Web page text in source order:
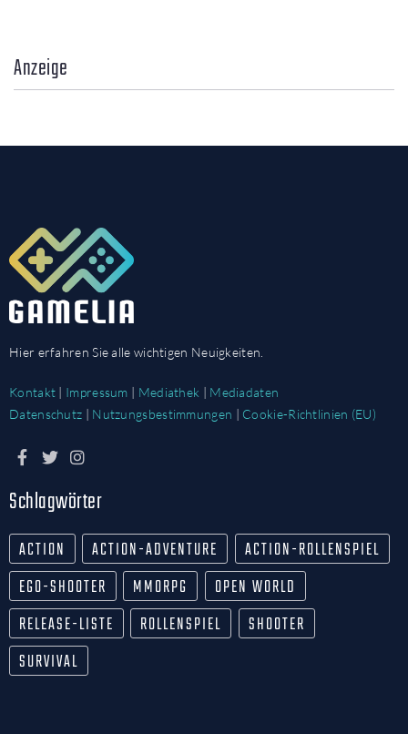
Anzeige
Hier erfahren Sie alle wichtigen Neuigkeiten.
Kontakt | Impressum | Mediathek | Mediadaten
Datenschutz | Nutzungsbestimmungen | Cookie-Richtlinien (EU)
Schlagwörter
ACTION ACTION-ADVENTURE
ACTION-ROLLENSPIEL
EGO-SHOOTER
MMORPG
OPEN WORLD
RELEASE-LISTE
ROLLENSPIEL
SHOOTER
SURVIVAL